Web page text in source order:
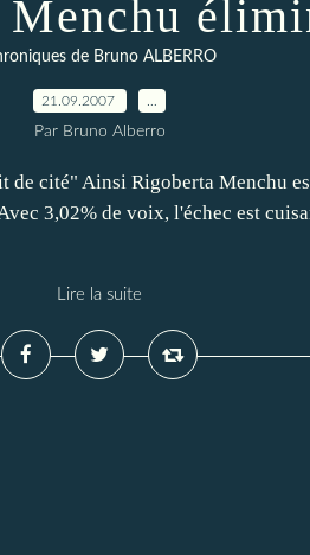
de Bruno ALBERRO
21.09.2007
Par Bruno Alberro
de cité" Ainsi Rigoberta Menchu
3,02% de voix, l'échec est
Lire la suite